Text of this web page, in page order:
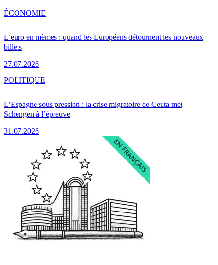
L’euro en mèmes : quand les Européens détournent les nouveaux
billets
27.07.2026
ÉCONOMIE
L’Espagne sous pression : la crise migratoire de Ceuta met
Schengen à l’épreuve
31.07.2026
POLITIQUE